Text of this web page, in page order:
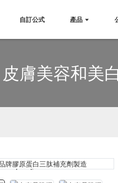
自訂公式 產品
皮膚美容和美白
Loading...
Loading...